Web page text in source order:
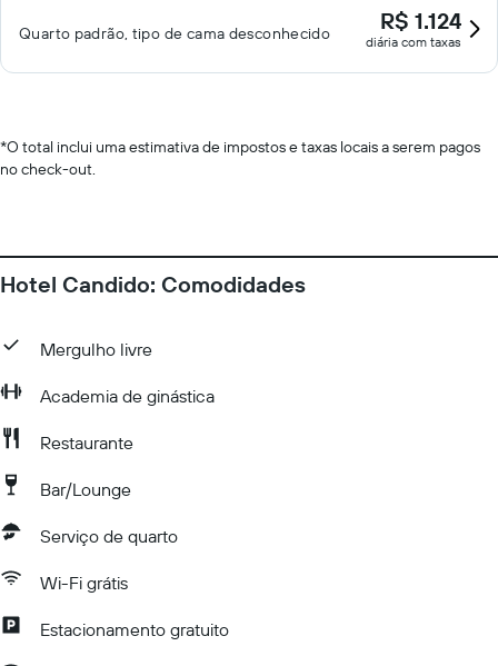
Quarto padrão, tipo de cama desconhecido R$ 1.124
diária com taxas
*O total inclui uma estimativa de impostos e taxas locais a serem pagos
no check-out.
Hotel Candido: Comodidades
Mergulho livre
Academia de ginástica
Restaurante
Bar/Lounge
Serviço de quarto
Wi-Fi grátis
Estacionamento gratuito